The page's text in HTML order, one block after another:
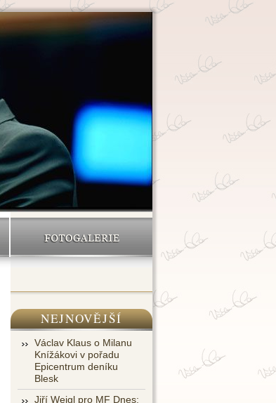
FOTOGALERIE
NEJNOVĚJŠÍ
Václav Klaus o Milanu
Knížákovi v pořadu
Epicentrum deníku
Blesk
Jiří Weigl pro MF Dnes: